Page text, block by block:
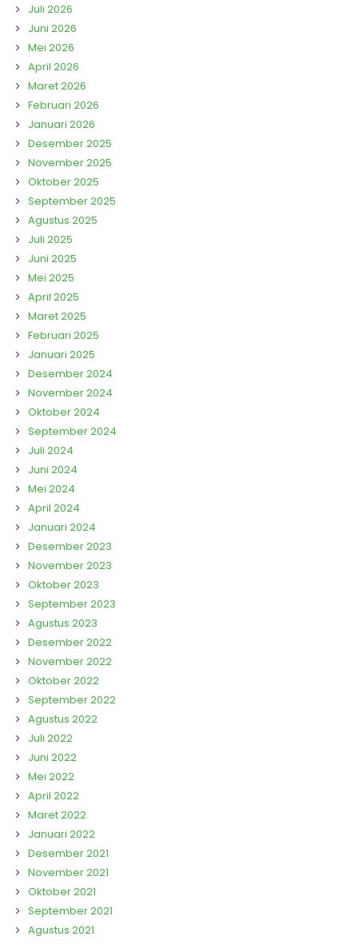
Juli 2026
Juni 2026
Mei 2026
April 2026
Maret 2026
Februari 2026
Januari 2026
Desember 2025
November 2025
Oktober 2025
September 2025
Agustus 2025
Juli 2025
Juni 2025
Mei 2025
April 2025
Maret 2025
Februari 2025
Januari 2025
Desember 2024
November 2024
Oktober 2024
September 2024
Juli 2024
Juni 2024
Mei 2024
April 2024
Januari 2024
Desember 2023
November 2023
Oktober 2023
September 2023
Agustus 2023
Desember 2022
November 2022
Oktober 2022
September 2022
Agustus 2022
Juli 2022
Juni 2022
Mei 2022
April 2022
Maret 2022
Januari 2022
Desember 2021
November 2021
Oktober 2021
September 2021
Agustus 2021